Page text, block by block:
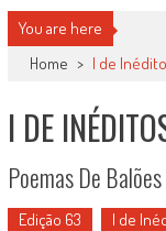
You are here
Home > I de
I DE
Poemas De
Edição 63 I de